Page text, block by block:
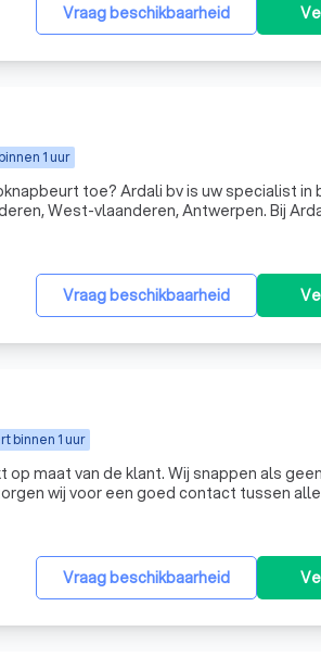
Vraag beschikbaarheid
1 uur
toe? Ardali bv is uw specialist in
Antwerpen. Bij Ardali bv focussen we
aan al onze klanten. Wij werken
Vraag beschikbaarheid
binnen 1 uur
maat van de klant. Wij snappen als
wij voor een goed contact tussen
Wij ontzorgen door alle administratieve en
Vraag beschikbaarheid